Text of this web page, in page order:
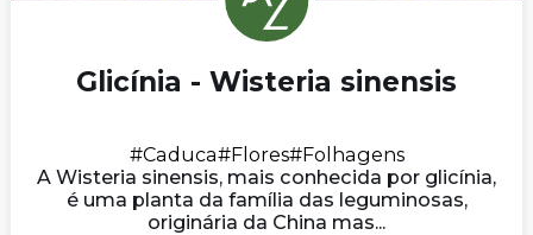
Glicínia - Wisteria sinensis
#Caduca#Flores#Folhagens
A Wisteria sinensis, mais conhecida por glicínia,
é uma planta da família das leguminosas,
originária da China mas...